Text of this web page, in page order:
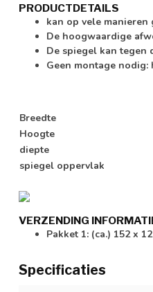
PRODUCTDETAILS
kan op vele
De hoogwaardige
De spiegel kan tegen
Geen montage
Breedte
Hoogte
diepte
spiegel oppervlak
VERZENDING
Pakket 1: (ca.) 152 x
Specificaties